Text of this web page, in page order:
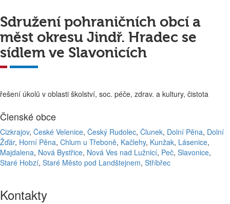
Sdružení pohraničních obcí a
měst okresu Jindř. Hradec se
sídlem ve Slavonicích
řešení úkolů v oblasti školství, soc. péče, zdrav. a kultury, čistota
Členské obce
Cizkrajov, České Velenice, Český Rudolec, Člunek, Dolní Pěna, Dolní
Žďár, Horní Pěna, Chlum u Třeboně, Kačlehy, Kunžak, Lásenice,
Majdalena, Nová Bystřice, Nová Ves nad Lužnicí, Peč, Slavonice,
Staré Hobzí, Staré Město pod Landštejnem, Stříbřec
Kontakty